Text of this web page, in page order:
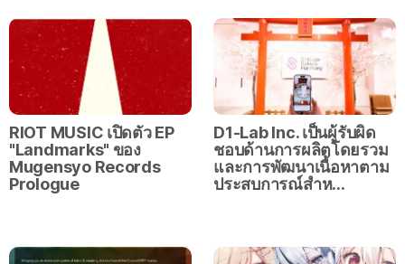
RIOT MUSIC เปิดตัว EP
"Landmarks" ของ
Mugensyo Records
Prologue
D1-Lab Inc. เป็นผู้รับผิด
ชอบด้านการผลิตโดยรวม
และการพัฒนาเนื้อหาตาม
ประสบการณ์สำห…